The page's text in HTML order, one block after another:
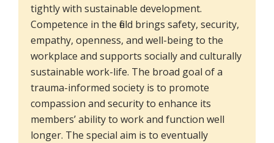
tightly with sustainable development.
Competence in the field brings safety, security,
empathy, openness, and well-being to the
workplace and supports socially and culturally
sustainable work-life. The broad goal of a
trauma-informed society is to promote
compassion and security to enhance its
members’ ability to work and function well
longer. The special aim is to eventually